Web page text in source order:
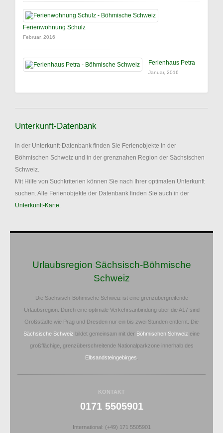
Ferienwohnung Schulz
Februar, 2016
Ferienhaus Petra
Januar, 2016
Unterkunft-Datenbank
In der Unterkunft-Datenbank finden Sie Ferienobjekte in der
Böhmischen Schweiz und in der grenznahen Region der Sächsischen
Schweiz.
Mit Hilfe von Suchkriterien können Sie nach Ihrer optimalen Unterkunft
suchen. Alle Ferienobjekte der Datenbank finden Sie auch in der
Unterkunft-Karte.
Urlaubsregion Sächsisch-Böhmische
Schweiz
Die Sächsisch-Böhmische Schweiz ist eine grenzübergreifende
Urlaubsregion. Durch eine optimale Verkehrsanbindung über die A17 sind
Großstädte wie Prag und Dresden nur ein bis zwei Stunden entfernt. Die
Sächsische Schweiz bildet gemeinsam mit der Böhmischen Schweiz eine
großflächige, grenzüberschreitende Nationalparkzone innerhalb des
Elbsandsteingebirges
KONTAKT
0171 5505901
International: (+49) 171 5505901